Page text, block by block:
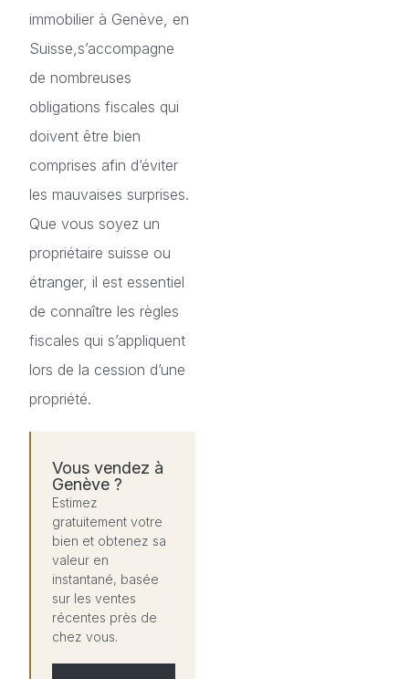
bien i…
Vendre un bien immobilier à Genève en tant que non-
résident
Comment déclarer la vente de votre bien immobilier à
immobilier à Genève, en
Suisse,s’accompagne
de nombreuses
obligations fiscales qui
doivent être bien
comprises afin d’éviter
les mauvaises surprises.
Que vous soyez un
propriétaire suisse ou
étranger, il est essentiel
de connaître les règles
fiscales qui s’appliquent
lors de la cession d’une
propriété.
Vous vendez à
Genève ?
Estimez
gratuitement votre
bien et obtenez sa
valeur en
instantané, basée
sur les ventes
récentes près de
chez vous.